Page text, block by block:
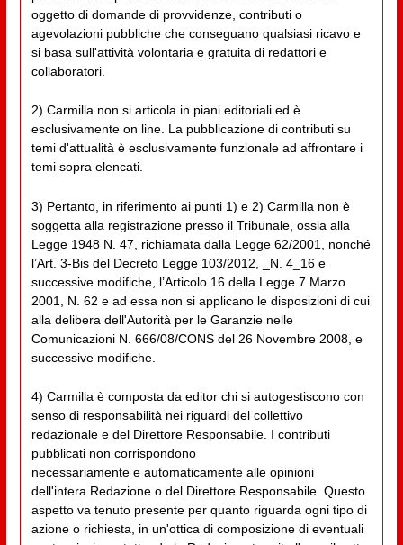
oggetto di domande di provvidenze, contributi o
agevolazioni pubbliche che conseguano qualsiasi ricavo e
si basa sull'attività volontaria e gratuita di redattori e
collaboratori.
2) Carmilla non si articola in piani editoriali ed è
esclusivamente on line. La pubblicazione di contributi su
temi d'attualità è esclusivamente funzionale ad affrontare i
temi sopra elencati.
3) Pertanto, in riferimento ai punti 1) e 2) Carmilla non è
soggetta alla registrazione presso il Tribunale, ossia alla
Legge 1948 N. 47, richiamata dalla Legge 62/2001, nonché
l’Art. 3-Bis del Decreto Legge 103/2012, _N. 4_16 e
successive modifiche, l’Articolo 16 della Legge 7 Marzo
2001, N. 62 e ad essa non si applicano le disposizioni di cui
alla delibera dell'Autorità per le Garanzie nelle
Comunicazioni N. 666/08/CONS del 26 Novembre 2008, e
successive modifiche.
4) Carmilla è composta da editor chi si autogestiscono con
senso di responsabilità nei riguardi del collettivo
redazionale e del Direttore Responsabile. I contributi
pubblicati non corrispondono
necessariamente e automaticamente alle opinioni
dell'intera Redazione o del Direttore Responsabile. Questo
aspetto va tenuto presente per quanto riguarda ogni tipo di
azione o richiesta, in un'ottica di composizione di eventuali